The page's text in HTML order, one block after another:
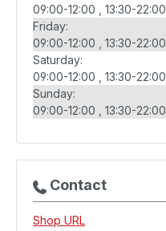
09:00-12:00
13:30-22:00
Friday:
09:00-12:00
13:30-22:00
Saturday:
09:00-12:00
13:30-22:00
Sunday:
09:00-12:00
13:30-22:00
Contact
Shop URL